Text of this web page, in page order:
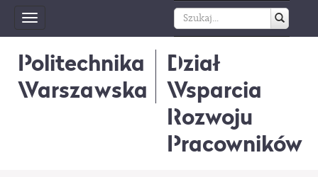
Toggle
navigation
Politechnika
Warszawska
Dział
Wsparcia
Rozwoju
Pracowników